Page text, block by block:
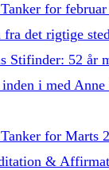
for
det rigtige
Stifinder: 52 år
i med Anne
for Marts
&